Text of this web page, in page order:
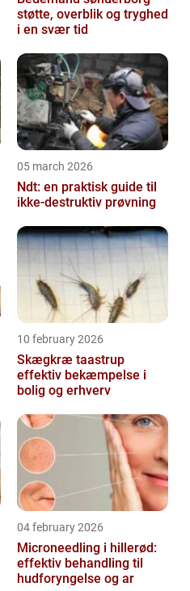
støtte, overblik og tryghed
i en svær tid
05 march 2026
Ndt: en praktisk guide til
ikke-destruktiv prøvning
10 february 2026
Skægkræ taastrup
effektiv bekæmpelse i
bolig og erhverv
04 february 2026
Microneedling i hillerød:
effektiv behandling til
hudforyngelse og ar